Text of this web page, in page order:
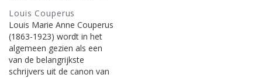
onderstaande berichten op
deze site.
Louis Couperus
Louis Marie Anne Couperus
(1863-1923) wordt in het
algemeen gezien als een
van de belangrijkste
schrijvers uit de canon van